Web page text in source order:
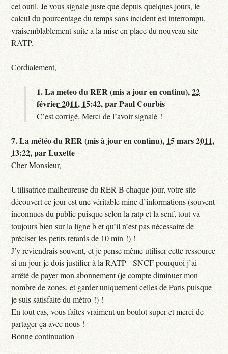
cet outil. Je vous signale juste que depuis quelques jours, le
calcul du pourcentage du temps sans incident est interrompu,
vraisemblablement suite a la mise en place du nouveau site
RATP.
Cordialement,
1.La meteo du RER (mis a jour en continu),22
février 2011, 15:42,parPaul Courbis
C’est corrigé. Merci de l’avoir signalé !
7.La météo du RER (mis à jour en continu), 15 mars 2011,
13:22,parLuxette
Cher Monsieur,
Utilisatrice malheureuse du RER B chaque jour, votre site
découvert ce jour est une véritable mine d’informations (souvent
inconnues du public puisque selon la ratp et la scnf, tout va
toujours bien sur la ligne b et qu’il n’est pas nécessaire de
préciser les petits retards de 10 min !) !
J’y reviendrais souvent, et je pense même utiliser cette ressource
si un jour je dois justifier à la RATP - SNCF pourquoi j’ai
arrêté de payer mon abonnement (je compte diminuer mon
nombre de zones, et garder uniquement celles de Paris puisque
je suis satisfaite du métro !) !
En tout cas, vous faîtes vraiment un boulot super et merci de
partager ça avec nous !
Bonne continuation